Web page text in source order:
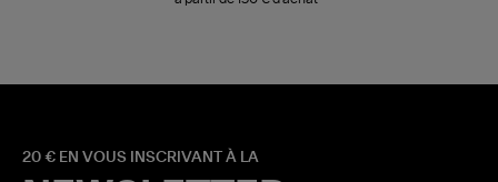
20 € EN VOUS INSCRIVANT À LA